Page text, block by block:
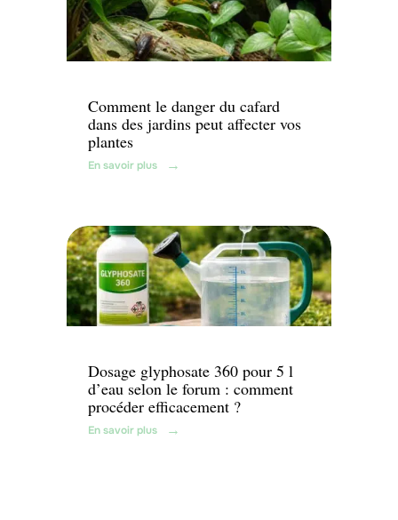
Jardin
Comment le danger du cafard
dans des jardins peut affecter vos
plantes
En savoir plus
Jardin
Dosage glyphosate 360 pour 5 l
d’eau selon le forum : comment
procéder efficacement ?
En savoir plus